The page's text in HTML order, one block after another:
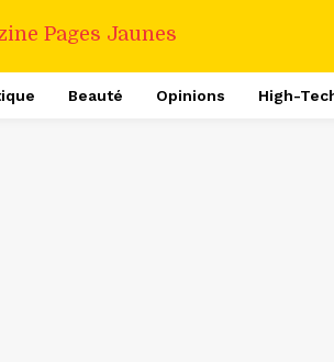
Beauté Opinions High-